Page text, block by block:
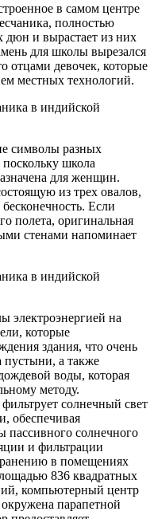
в самом центре
полностью
дюн и вырастает из них
для школы вырезался
отцами девочек, которые
местных технологий.
символы разных
школа
для женщин.
из трех овалов,
Если
полета, оригинальная
стенами напоминает
электроэнергией на
которые
здания, что очень
пустыни, а также
воды, которая
методу.
солнечный свет
обеспечивая
пассивного солнечного
и фильтрации
в помещениях
836 квадратных
компьютерный центр
парапетной